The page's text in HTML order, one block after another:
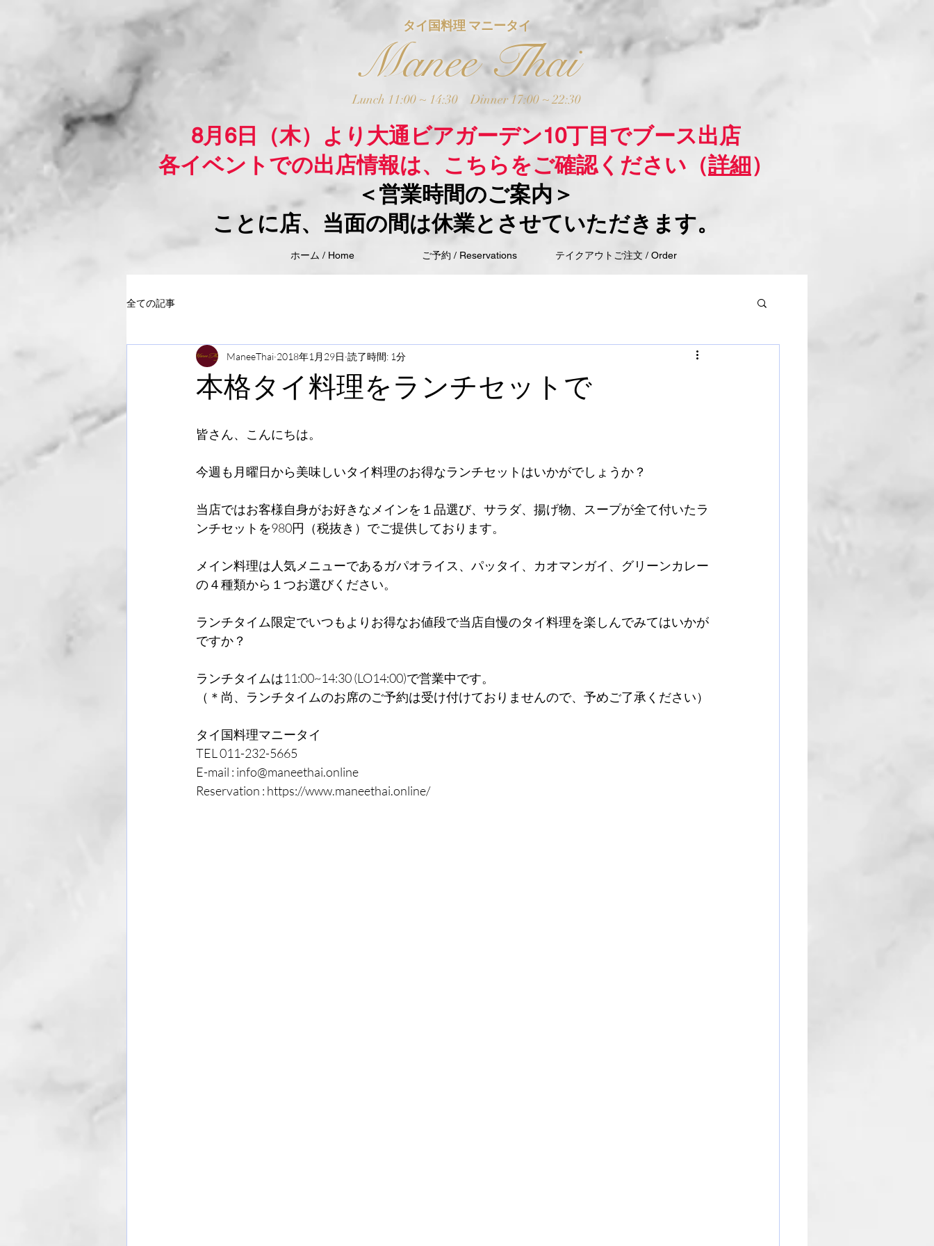
タイ国料理 マニータイ
Manee Thai
Lunch 11:00 ~ 14:30Dinner 17:00 ~ 22:30
8月6日（木）より大通ビアガーデン10丁目でブース出店
各イベントでの出店情報は、こちらをご確認ください（詳細）
＜営業時間のご案内＞
ことに店、当面の間は休業とさせていただきます。
ホーム / Home ご予約 / Reservations テイクアウトご注文 / Order
全ての記事
本格タイ料理をランチセットで
ManeeThai 2018年1月29日 読了時間: 1分
皆さん、こんにちは。
今週も月曜日から美味しいタイ料理のお得なランチセットはいかがでしょうか？
当店ではお客様自身がお好きなメインを１品選び、サラダ、揚げ物、スープが全て付いたラ
ンチセットを980円（税抜き）でご提供しております。
メイン料理は人気メニューであるガパオライス、パッタイ、カオマンガイ、グリーンカレー
の４種類から１つお選びください。
ランチタイム限定でいつもよりお得なお値段で当店自慢のタイ料理を楽しんでみてはいかが
ですか？
ランチタイムは11:00~14:30 (LO14:00)で営業中です。
（＊尚、ランチタイムのお席のご予約は受け付けておりませんので、予めご了承ください）
タイ国料理マニータイ
TEL 011-232-5665
E-mail : info@maneethai.online
Reservation : https://www.maneethai.online/